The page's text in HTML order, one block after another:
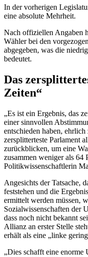
In der vorherigen
eine absolute Mehrheit.
Nach offiziellen Angaben
Wähler bei den
abgegeben, was die
bedeutet.
Das
Zeiten“
„Es ist ein Ergebnis, das
einer sinnvollen
entschieden haben,
zersplitterteste Parlament
zurückblicken, um eine
zusammen weniger als 64
Politikwissenschaftlerin
Angesichts der Tatsache,
feststehen und die
ermittelt werden müssen,
Sozialwissenschaften der
dass noch nicht bekannt
Allianz an erster Stelle
erhält als eine „linke
„Dies schafft eine